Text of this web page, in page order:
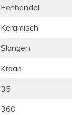
Eenhendel
Keramisch
Slangen
Kraan
35
360